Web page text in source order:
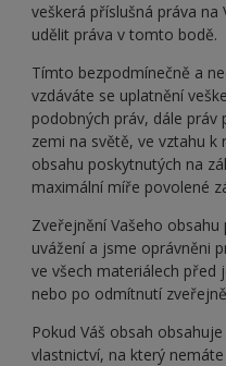
veškerá příslušná práva
udělit práva v tomto bodě.
Tímto bezpodmínečně a
vzdáváte se uplatnění
podobných práv, dále
zemi na světě, ve vztahu k
obsahu poskytnutých na
maximální míře povolené
Zveřejnění Vašeho
uvážení a jsme oprávněni
ve všech materiálech před
nebo po odmítnutí
Pokud Váš obsah
vlastnictví, na který